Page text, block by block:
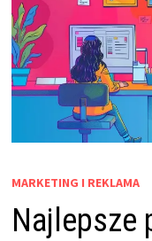
MARKETING I REKLAMA
Najlepsze